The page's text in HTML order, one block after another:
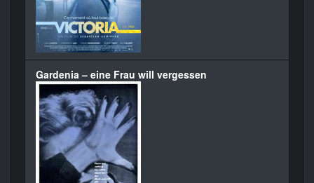
Gardenia – eine Frau will vergessen